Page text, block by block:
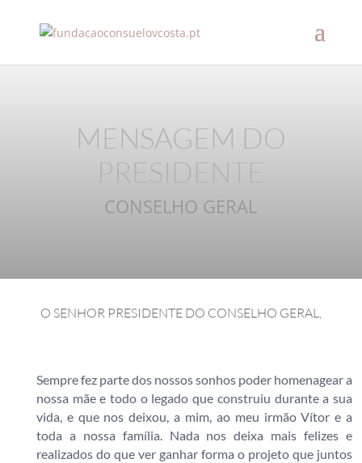
MENSAGEM DO
PRESIDENTE
CONSELHO GERAL
O SENHOR PRESIDENTE DO CONSELHO GERAL,
Sempre fez parte dos nossos sonhos poder homenagear a
nossa mãe e todo o legado que construiu durante a sua
vida, e que nos deixou, a mim, ao meu irmão Vítor e a
toda a nossa família. Nada nos deixa mais felizes e
realizados do que ver ganhar forma o projeto que juntos